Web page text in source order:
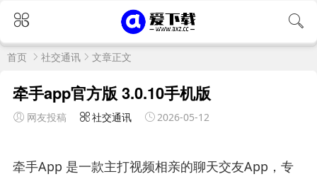
首页 社交通讯 文章正文
牵手app官方版 3.0.10手机版
网友投稿 社交通讯 2026-05-12
牵手App 是一款主打视频相亲的聊天交友App，专